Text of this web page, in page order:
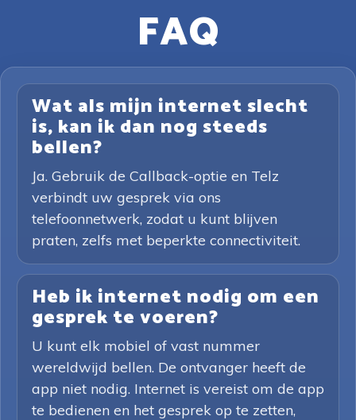
FAQ
Wat als mijn internet slecht
is, kan ik dan nog steeds
bellen?
Ja. Gebruik de Callback-optie en Telz
verbindt uw gesprek via ons
telefoonnetwerk, zodat u kunt blijven
praten, zelfs met beperkte connectiviteit.
Heb ik internet nodig om een
gesprek te voeren?
U kunt elk mobiel of vast nummer
wereldwijd bellen. De ontvanger heeft de
app niet nodig. Internet is vereist om de app
te bedienen en het gesprek op te zetten,